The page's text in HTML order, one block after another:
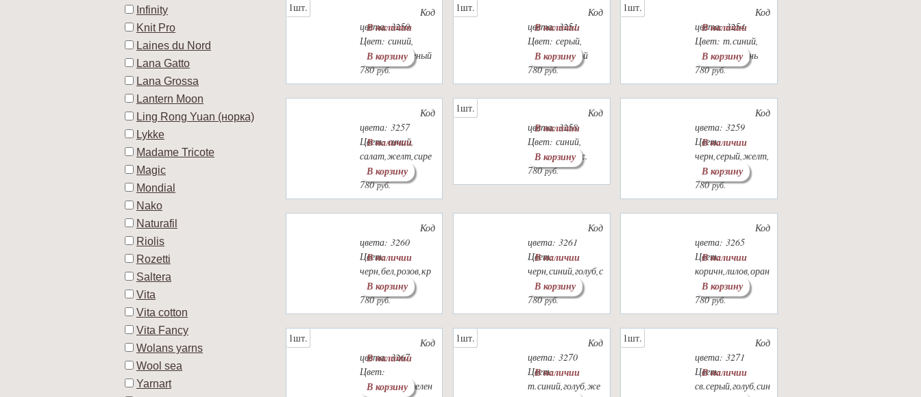
Infinity
Knit Pro
Laines du Nord
Lana Gatto
Lana Grossa
Lantern Moon
Ling Rong Yuan (норка)
Lykke
Madame Tricote
Magic
Mondial
Nako
Naturafil
Riolis
Rozetti
Saltera
Vita
Vita cotton
Vita Fancy
Wolans yarns
Wool sea
Yarnart
1шт.
Код
цвета: 3250
Цвет: синий,
желтый, зеленый
780руб.
В наличии
В корзину
1шт.
Код
цвета: 3251
Цвет: серый,
белый, голубой
780руб.
В наличии
В корзину
1шт.
Код
цвета: 3254
Цвет: т.синий,
голубой, сирень
780руб.
В наличии
В корзину
Код
цвета: 3257
Цвет: синий,
салат,желт,сире
нь
780руб.
В наличии
В корзину
1шт.
Код
цвета: 3258
Цвет: синий,
желт, оранж.
780руб.
В наличии
В корзину
Код
цвета: 3259
Цвет:
черн,серый,желт,
оранж
780руб.
В наличии
В корзину
Код
цвета: 3260
Цвет:
черн,бел,розов,кр
асн.
780руб.
В наличии
В корзину
Код
цвета: 3261
Цвет:
черн,синий,голуб,с
ерый
780руб.
В наличии
В корзину
Код
цвета: 3265
Цвет:
коричн,лилов,оран
ж,желт.
780руб.
В наличии
В корзину
1шт.
Код
цвета: 3267
Цвет:
черн,оранж,зелен
В наличии
В корзину
1шт.
Код
цвета: 3270
Цвет:
т.синий,голуб,же
В наличии
1шт.
Код
цвета: 3271
Цвет:
св.серый,голуб,син
В наличии